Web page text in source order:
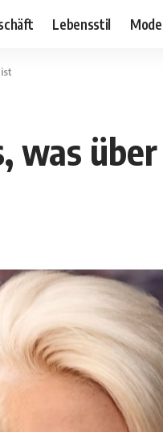
Lebensstil Mode
was